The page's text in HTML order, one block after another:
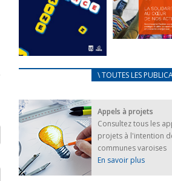
FEUILLETER
au coeur
nos
FEUILLETER
FRANÇAIS/UKRAINIEN
25 avril 2022
Afin
d’accompagner
au mieux les
réfugiés
ukrainiens arrivés
en France,...
\ TOUTES LES
Appels à projets
Consultez tous les
projets à l'intention
communes varoises
En savoir plus